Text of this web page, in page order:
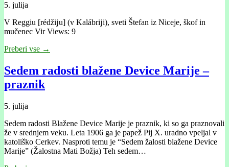
5. julija
V Reggiu [rédžĳu] (v Kalábrĳi), sveti Štefan iz Niceje, škof in
mučenec Vir Views: 9
Preberi vse →
Sedem radosti blažene Device Marije –
praznik
5. julija
Sedem radosti Blažene Device Marije je praznik, ki so ga praznovali
že v srednjem veku. Leta 1906 ga je papež Pij X. uradno vpeljal v
katoliško Cerkev. Nasproti temu je “Sedem žalosti blažene Device
Marije” (Žalostna Mati Božja) Teh sedem…